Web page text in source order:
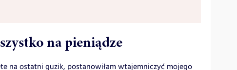
na pieniądze
na ostatni guzik, postanowiłam wtajemniczyć mojego